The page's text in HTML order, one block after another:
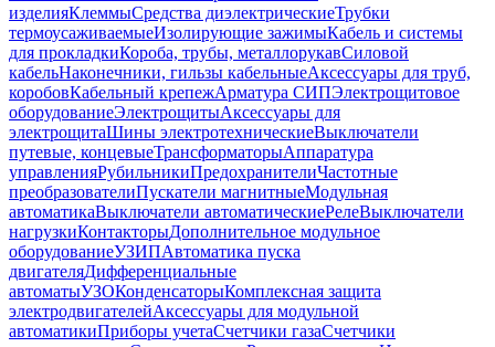
изделияКлеммыСредства диэлектрическиеТрубки
термоусаживаемыеИзолирующие зажимыКабель и системы
для прокладкиКороба, трубы, металлорукавСиловой
кабельНаконечники, гильзы кабельныеАксессуары для труб,
коробовКабельный крепежАрматура СИПЭлектрощитовое
оборудованиеЭлектрощитыАксессуары для
электрощитаШины электротехническиеВыключатели
путевые, концевыеТрансформаторыАппаратура
управленияРубильникиПредохранителиЧастотные
преобразователиПускатели магнитныеМодульная
автоматикаВыключатели автоматическиеРелеВыключатели
нагрузкиКонтакторыДополнительное модульное
оборудованиеУЗИПАвтоматика пуска
двигателяДифференциальные
автоматыУЗОКонденсаторыКомплексная защита
электродвигателейАксессуары для модульной
автоматикиПриборы учетаСчетчики газаСчетчики